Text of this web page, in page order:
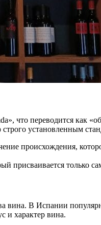
что переводится как
установленным
происхождения,
присваивается
вина. В Испании
и характер вина.